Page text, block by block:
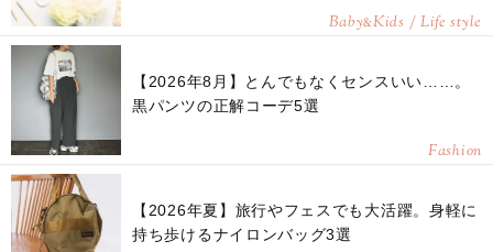
Baby&Kids / Life style
【2026年8月】とんでもなくセンスいい……。
黒パンツの正解コーデ5選
Fashion
【2026年夏】旅行やフェスでも大活躍。身軽に
持ち歩けるナイロンバッグ3選